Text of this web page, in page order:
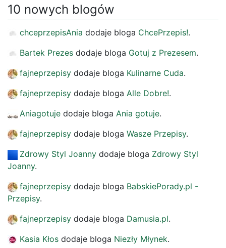
10 nowych blogów
chceprzepisAnia dodaje bloga ChcePrzepis!.
Bartek Prezes dodaje bloga Gotuj z Prezesem.
fajneprzepisy dodaje bloga Kulinarne Cuda.
fajneprzepisy dodaje bloga Alle Dobre!.
Aniagotuje dodaje bloga Ania gotuje.
fajneprzepisy dodaje bloga Wasze Przepisy.
Zdrowy Styl Joanny dodaje bloga Zdrowy Styl
Joanny.
fajneprzepisy dodaje bloga BabskiePorady.pl -
Przepisy.
fajneprzepisy dodaje bloga Damusia.pl.
Kasia Kłos dodaje bloga Niezły Młynek.